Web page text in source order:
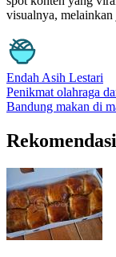
visualnya,
Endah Asih Lestari
Penikmat olahraga
Bandung makan di